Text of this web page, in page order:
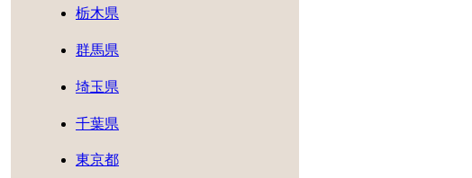
栃木県
群馬県
埼玉県
千葉県
東京都